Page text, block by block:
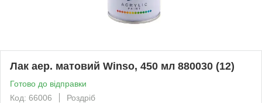
Лак аер. матовий Winso, 450 мл 880030 (12)
Готово до відправки
Код: 66006
Роздріб